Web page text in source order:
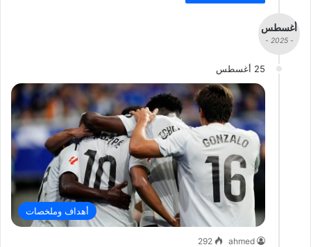
أغسطس
- 2025 -
25 أغسطس
أهداف وملخصات
ahmed
292